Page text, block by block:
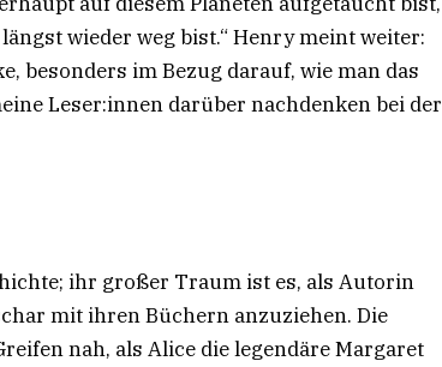
wieder weg bist.“ Henry meint weiter:
besonders im Bezug darauf, wie man das
Leser:innen darüber nachdenken bei der
ihr großer Traum ist es, als Autorin
mit ihren Büchern anzuziehen. Die
nah, als Alice die legendäre Margaret